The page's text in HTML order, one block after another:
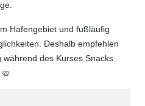
Hafengebiet und fußläufig
Deshalb empfehlen
des Kurses Snacks